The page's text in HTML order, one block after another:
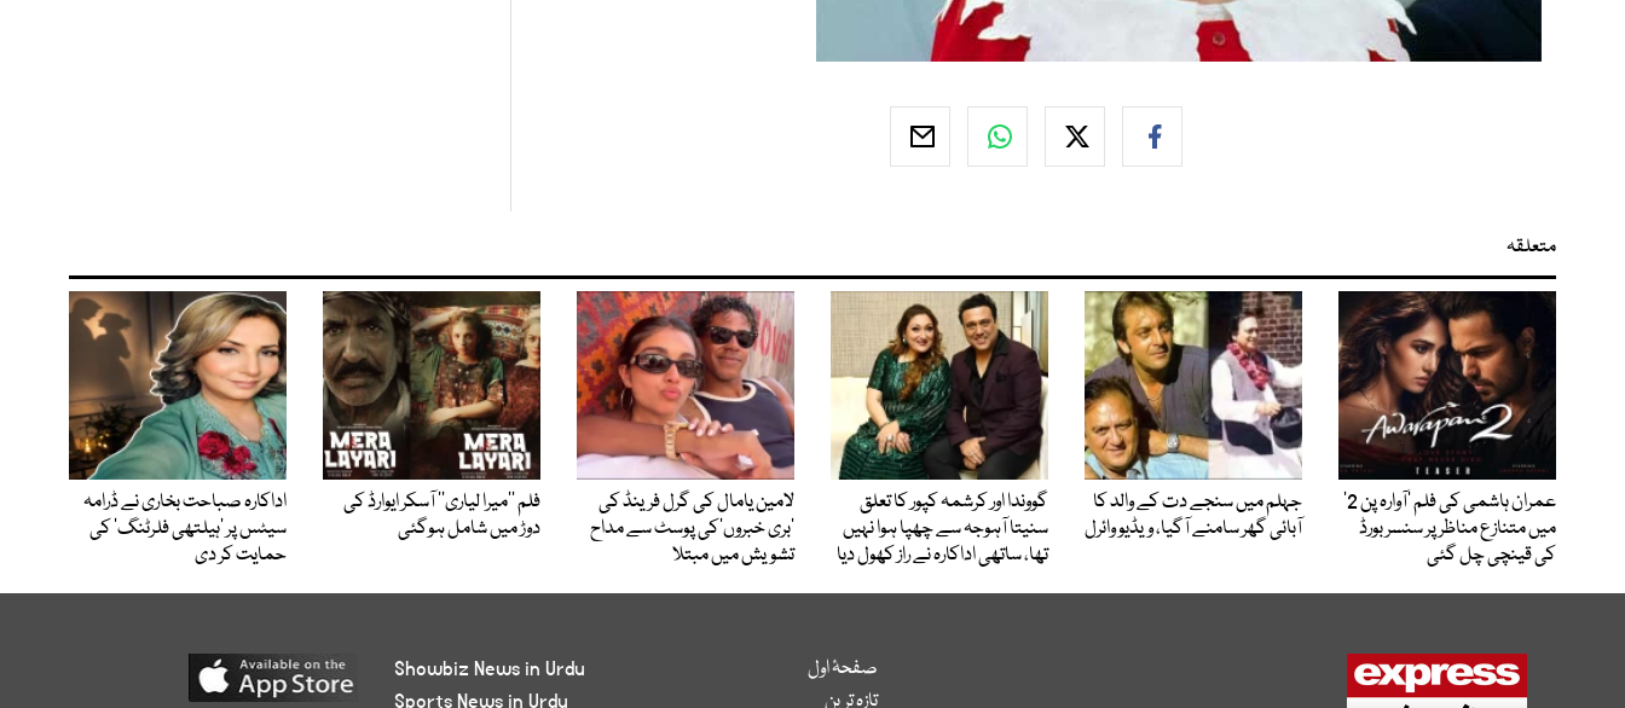
متعلقہ
عمران ہاشمی کی فلم ’آوارہ پن 2‘
میں متنازع مناظر پر سنسر بورڈ
کی قینچی چل گئی
جہلم میں سنجے دت کے والد کا
آبائی گھر سامنے آگیا، ویڈیو وائرل
گووندا اور کرشمہ کپور کا تعلق
سنیتا آہوجہ سے چھپا ہوا نہیں
تھا، ساتھی اداکارہ نے راز کھول دیا
لامین یامال کی گرل فرینڈ کی
’بری خبروں‘کی پوسٹ سے مداح
تشویش میں مبتلا
فلم ’’میرا لیاری‘‘ آسکر ایوارڈ کی
دوڑ میں شامل ہوگئی
اداکارہ صباحت بخاری نے ڈرامہ
سیٹس پر ’ہیلتھی فلرٹنگ‘ کی
حمایت کر دی
صفحۂ اول
تازہ ترین
Showbiz News in Urdu
Sports News in Urdu